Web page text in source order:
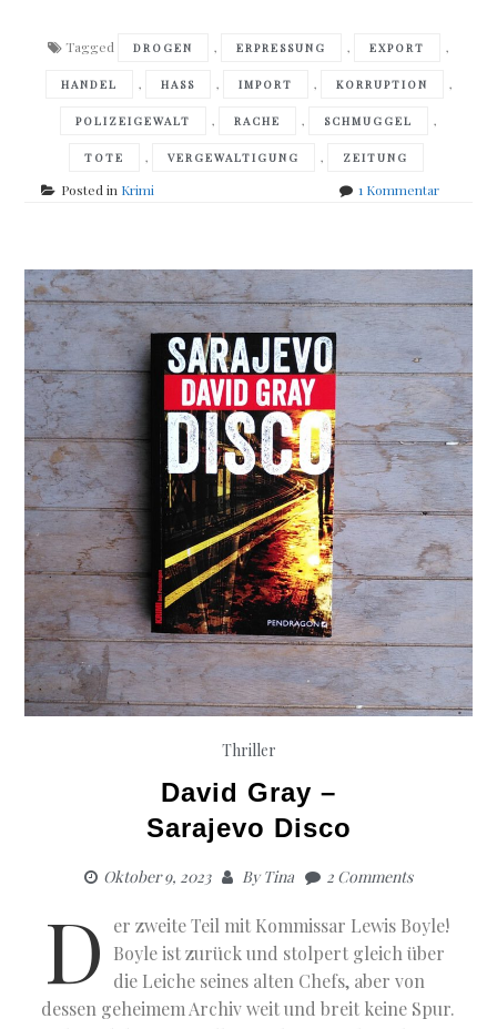
Tagged DROGEN , ERPRESSUNG , EXPORT ,
HANDEL , HASS , IMPORT , KORRUPTION ,
POLIZEIGEWALT , RACHE , SCHMUGGEL ,
TOTE , VERGEWALTIGUNG , ZEITUNG
Posted in Krimi 1 Kommentarzu
Thriller
David Gray –
Sarajevo Disco
Oktober 9, 2023 ByTina 2 Comments
D
er zweite Teil mit Kommissar Lewis Boyle!
Boyle ist zurück und stolpert gleich über
die Leiche seines alten Chefs, aber von
dessen geheimem Archiv weit und breit keine Spur.